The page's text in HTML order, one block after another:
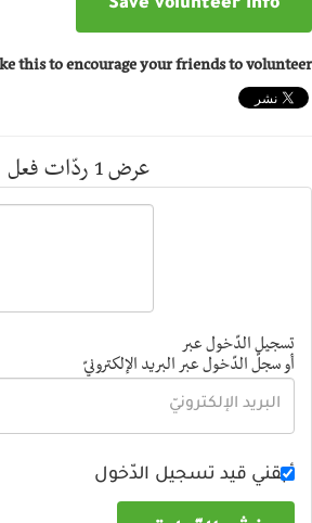
Like this to encourage your friends to
عرض 1 ردّات فعل
تسجيل الدّخول عبر
أو سجلّ الدّخول عبر البريد الإلكترونيّ
أبقني قيد تسجيل الدّخول